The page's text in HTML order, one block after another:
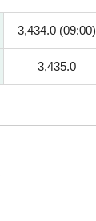
3,434.0 (09:00)
3,435.0